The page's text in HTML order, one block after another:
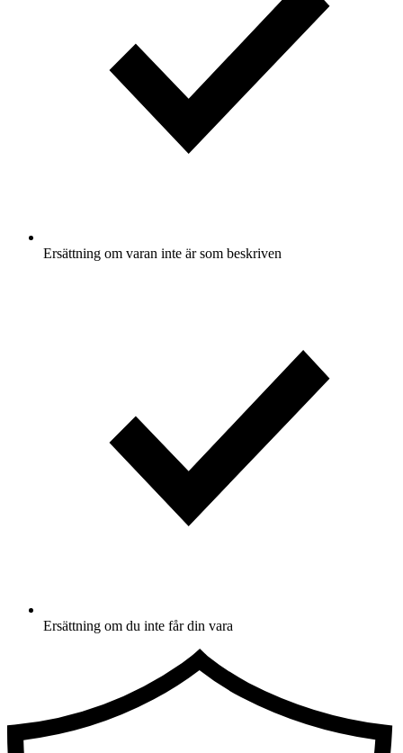
Ersättning om varan inte är som beskriven
Ersättning om du inte får din vara